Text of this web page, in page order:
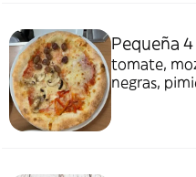
Pequeña
tomate,
negras,